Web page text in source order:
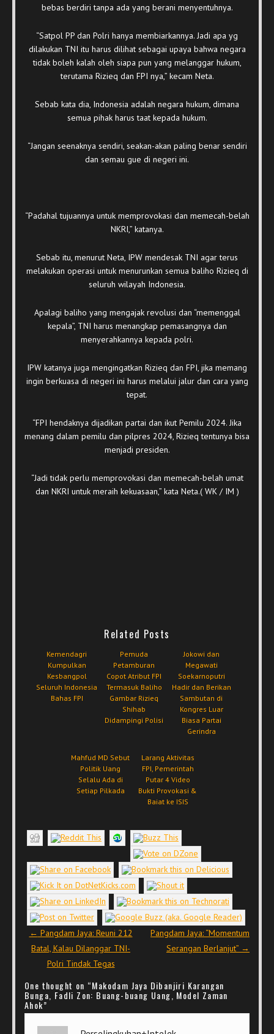
bebas berdiri tanpa ada yang berani menyentuhnya.
“Satpol PP dan Polri hanya membiarkannya. Jadi apa yg
dilakukan TNI itu harus dilihat sebagai upaya bahwa negara
tidak boleh kalah oleh siapa pun yang melanggar hukum,
terutama Rizieq dan FPI nya,” kecam Neta.
Sebab kata dia, Indonesia adalah negara hukum, dimana
semua pihak harus taat kepada hukum.
“Jangan seenaknya sendiri, seakan-akan paling benar sendiri
dan semau gue di negeri ini.
“Padahal tujuannya untuk memprovokasi dan memecah-belah
NKRI,” katanya.
Sebab itu, menurut Neta, IPW mendesak TNI agar terus
melakukan operasi untuk menurunkan semua baliho Rizieq di
seluruh wilayah Indonesia.
Apalagi baliho yang mengajak revolusi dan “memenggal
kepala”, TNI harus menangkap pemasangnya dan
menyerahkannya kepada polri.
IPW katanya juga mengingatkan Rizieq dan FPI, jika memang
ingin berkuasa di negeri ini harus melalui jalur dan cara yang
tepat.
“FPI hendaknya dijadikan partai dan ikut Pemilu 2024. Jika
menang dalam pemilu dan pilpres 2024, Rizieq tentunya bisa
menjadi presiden.
“Jadi tidak perlu memprovokasi dan memecah-belah umat
dan NKRI untuk meraih kekuasaan,” kata Neta.( WK / IM )
Related Posts
Kemendagri
Kumpulkan
Kesbangpol
Seluruh Indonesia
Bahas FPI
Pemuda
Petamburan
Copot Atribut FPI
Termasuk Baliho
Gambar Rizieq
Shihab
Didampingi Polisi
Jokowi dan
Megawati
Soekarnoputri
Hadir dan Berikan
Sambutan di
Kongres Luar
Biasa Partai
Gerindra
Mahfud MD Sebut
Politik Uang
Selalu Ada di
Setiap Pilkada
Larang Aktivitas
FPI, Pemerintah
Putar 4 Video
Bukti Provokasi &
Baiat ke ISIS
Post navigation
← Pangdam Jaya: Reuni 212
Batal, Kalau Dilanggar TNI-
Polri Tindak Tegas
Pangdam Jaya: “Momentum
Serangan Berlanjut” →
One thought on “Makodam Jaya Dibanjiri Karangan
Bunga, Fadli Zon: Buang-buang Uang, Model Zaman
Ahok”